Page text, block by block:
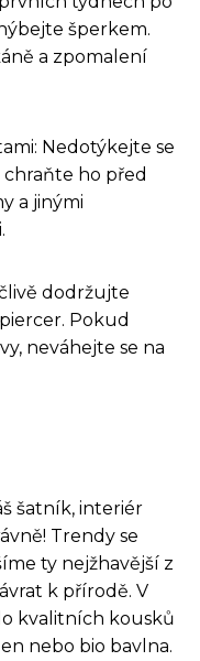
šperkem.
a zpomalení
Nedotýkejte se
ho před
a jinými
dodržujte
Pokud
neváhejte se na
šatník, interiér
Trendy se
ty nejžhavější z
k přírodě. V
kvalitních kousků
nebo bio bavlna.